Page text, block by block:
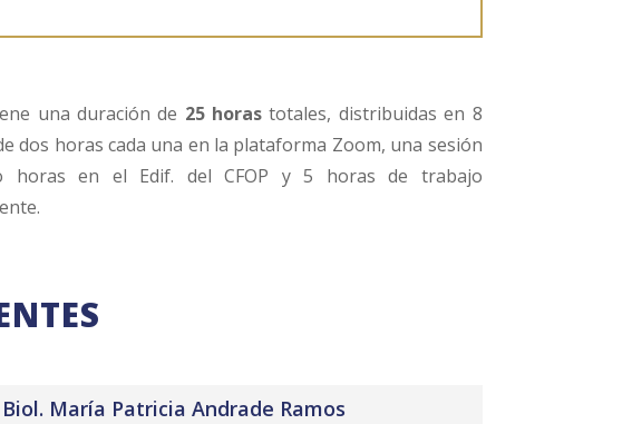
una duración de 25 horas totales, distribuidas en 8
dos horas cada una en la plataforma Zoom, una sesión
horas en el Edif. del CFOP y 5 horas de trabajo
Biol. María Patricia Andrade Ramos